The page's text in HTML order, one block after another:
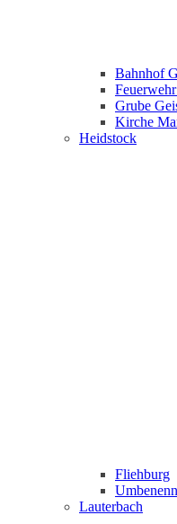
Bahnhof
Grube
Kirche
Heidstock
Fliehburg
Lauterbach